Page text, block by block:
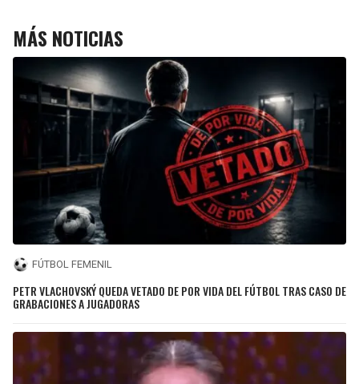
MÁS NOTICIAS
FÚTBOL FEMENIL
PETR VLACHOVSKÝ QUEDA VETADO DE POR VIDA DEL FÚTBOL TRAS CASO DE
GRABACIONES A JUGADORAS